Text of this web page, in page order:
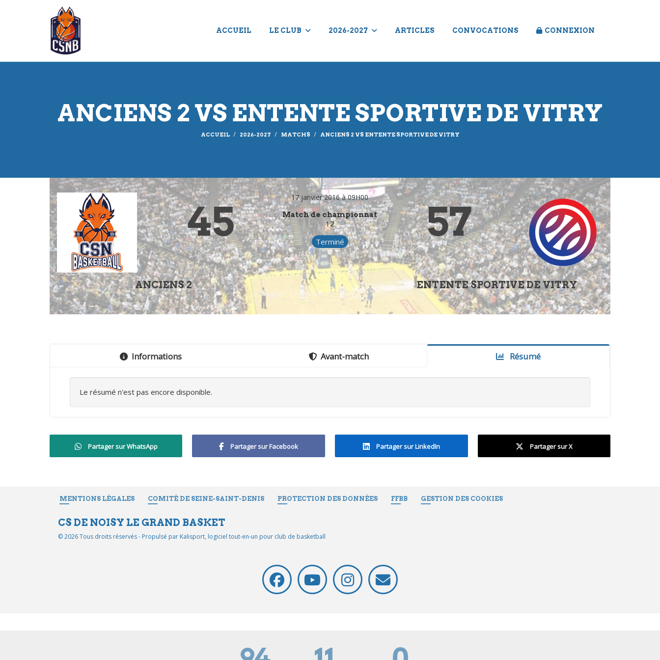
ACCUEIL LE CLUB 2026-2027 ARTICLES CONVOCATIONS CONNEXION
ANCIENS 2 VS ENTENTE SPORTIVE DE VITRY
ACCUEIL 2026-2027 MATCHS ANCIENS 2 VS ENTENTE SPORTIVE DE VITRY
17 janvier 2016 à 09H00
Match de championnat
12
Terminé
45 57
ANCIENS 2 ENTENTE SPORTIVE DE VITRY
Informations Avant-match Résumé
Le résumé n'est pas encore disponible.
Partager sur WhatsApp Partager sur Facebook Partager sur LinkedIn Partager sur X
MENTIONS LÉGALES COMITÉ DE SEINE-SAINT-DENIS PROTECTION DES DONNÉES FFBB GESTION DES COOKIES
CS DE NOISY LE GRAND BASKET
© 2026 Tous droits réservés - Propulsé par Kalisport, logiciel tout-en-un pour club de basketball
Panneau de gestion des cookies